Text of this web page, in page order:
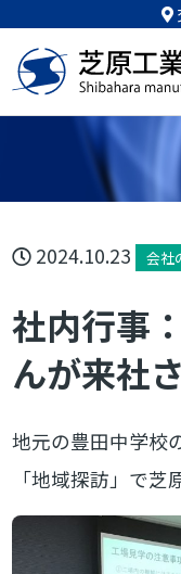
2024.10.23 会社
社内行事
んが来社
地元の豊田中学校
「地域探訪」で芝